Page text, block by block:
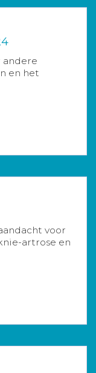
andere
en het
voor
artrose en